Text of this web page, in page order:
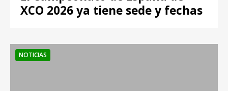
XCO 2026 ya tiene sede y fechas
NOTICIAS